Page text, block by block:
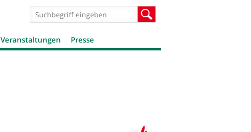
Suchformular
Veranstaltungen Presse